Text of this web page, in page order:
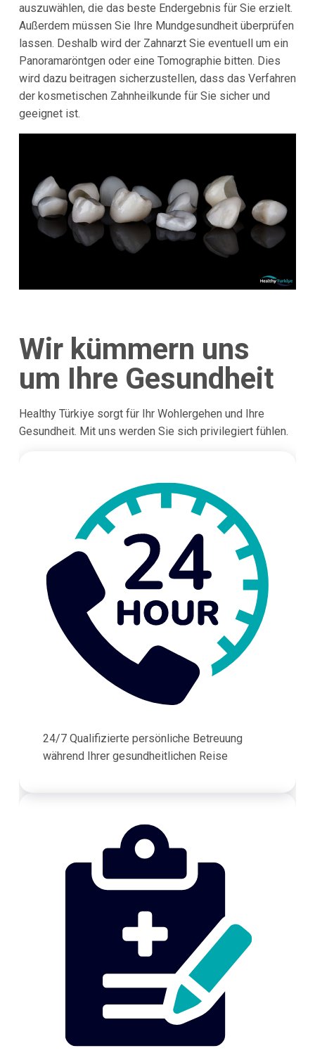
auszuwählen, die das beste Endergebnis für Sie erzielt.
Außerdem müssen Sie Ihre Mundgesundheit überprüfen
lassen. Deshalb wird der Zahnarzt Sie eventuell um ein
Panoramaröntgen oder eine Tomographie bitten. Dies
wird dazu beitragen sicherzustellen, dass das Verfahren
der kosmetischen Zahnheilkunde für Sie sicher und
geeignet ist.
Wir kümmern uns
um Ihre Gesundheit
Healthy Türkiye sorgt für Ihr Wohlergehen und Ihre
Gesundheit. Mit uns werden Sie sich privilegiert fühlen.
24/7 Qualifizierte persönliche Betreuung
während Ihrer gesundheitlichen Reise